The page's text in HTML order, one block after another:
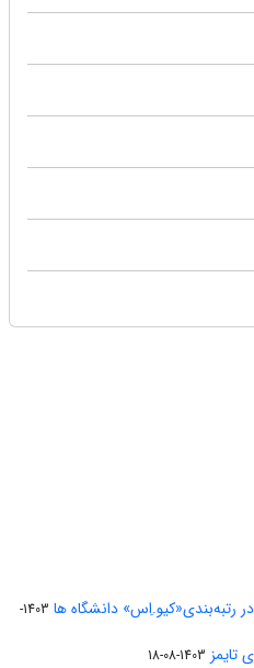
رتبه‌بندی«کیو.اِس» دانشگاه ها
1403-
تایمز 1403-08-18